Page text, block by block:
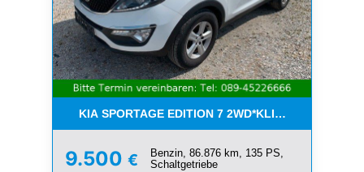
KIA SPORTAGE EDITION 7
9.500 €
Benzin, 86.876 km, 135 PS,
Schaltgetriebe